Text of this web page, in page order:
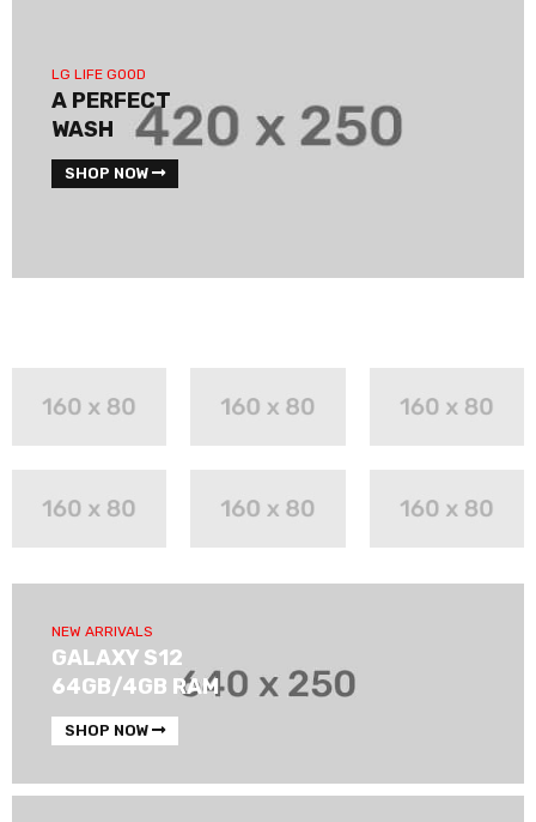
LG LIFE GOOD
A PERFECT
WASH
SHOP NOW
NEW ARRIVALS
GALAXY S12
64GB/4GB RAM
SHOP NOW